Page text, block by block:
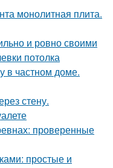
монолитная плита.
и ровно своими
потолка
в частном доме.
стену.
проверенные
простые и